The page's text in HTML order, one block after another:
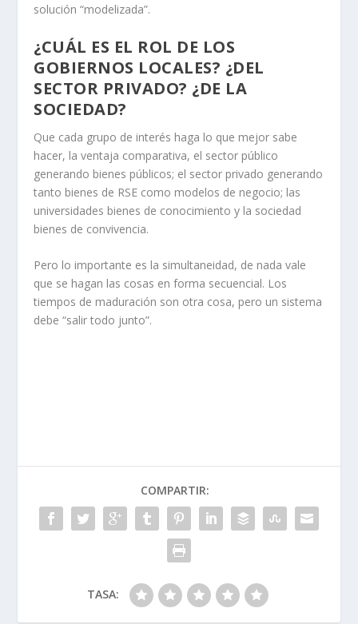
solución “modelizada”.
¿CUÁL ES EL ROL DE LOS
GOBIERNOS LOCALES? ¿DEL
SECTOR PRIVADO? ¿DE LA
SOCIEDAD?
Que cada grupo de interés haga lo que mejor sabe
hacer, la ventaja comparativa, el sector público
generando bienes públicos; el sector privado generando
tanto bienes de RSE como modelos de negocio; las
universidades bienes de conocimiento y la sociedad
bienes de convivencia.
Pero lo importante es la simultaneidad, de nada vale
que se hagan las cosas en forma secuencial. Los
tiempos de maduración son otra cosa, pero un sistema
debe “salir todo junto”.
COMPARTIR:
TASA: